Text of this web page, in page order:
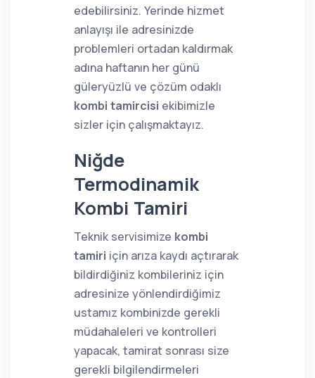
edebilirsiniz. Yerinde hizmet
anlayışı ile adresinizde
problemleri ortadan kaldırmak
adına haftanın her günü
güleryüzlü ve çözüm odaklı
kombi tamircisi ekibimizle
sizler için çalışmaktayız.
Niğde
Termodinamik
Kombi Tamiri
Teknik servisimize kombi
tamiri için arıza kaydı açtırarak
bildirdiğiniz kombileriniz için
adresinize yönlendirdiğimiz
ustamız kombinizde gerekli
müdahaleleri ve kontrolleri
yapacak, tamirat sonrası size
gerekli bilgilendirmeleri